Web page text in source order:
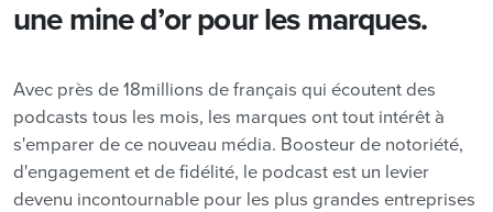
une mine d’or pour les marques.
Avec près de 18millions de français qui écoutent des
podcasts tous les mois, les marques ont tout intérêt à
s'emparer de ce nouveau média. Boosteur de notoriété,
d'engagement et de fidélité, le podcast est un levier
devenu incontournable pour les plus grandes entreprises